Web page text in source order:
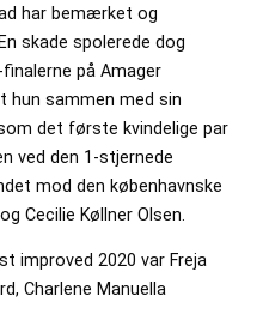
har bemærket og
skade spolerede dog
på Amager
hun sammen med sin
det første kvindelige par
ved den 1-stjernede
mod den københavnske
Cecilie Køllner Olsen.
improved 2020 var Freja
Charlene Manuella